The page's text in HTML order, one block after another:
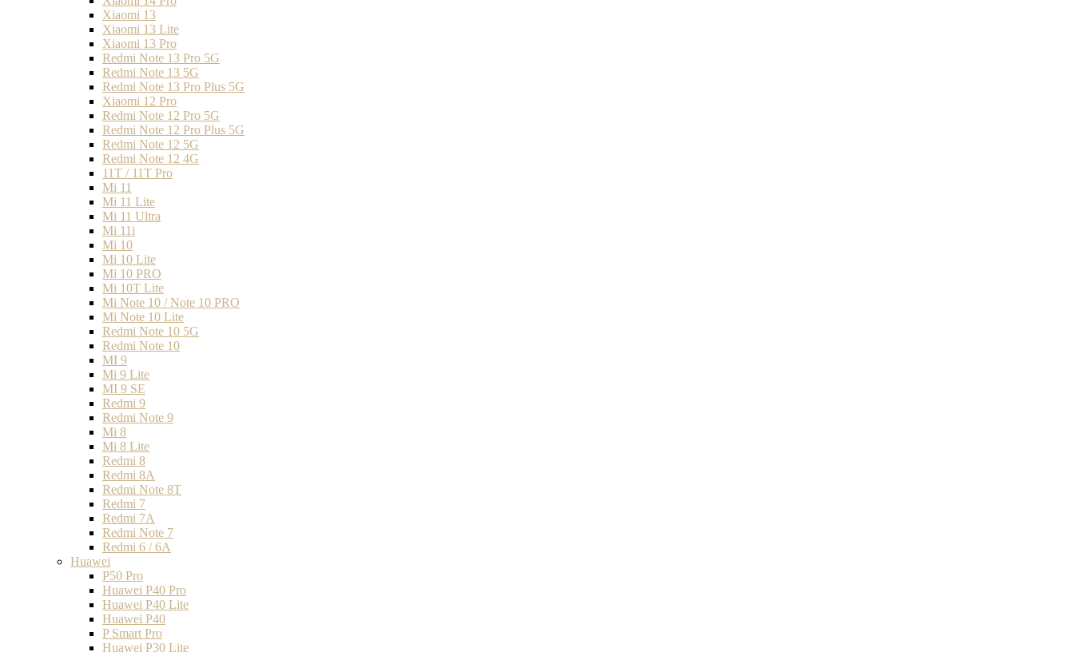
Xiaomi 13
Xiaomi 13 Lite
Xiaomi 13 Pro
Redmi Note 13 Pro 5G
Redmi Note 13 5G
Redmi Note 13 Pro Plus 5G
Xiaomi 12 Pro
Redmi Note 12 Pro 5G
Redmi Note 12 Pro Plus 5G
Redmi Note 12 5G
Redmi Note 12 4G
11T / 11T Pro
Mi 11
Mi 11 Lite
Mi 11 Ultra
Mi 11i
Mi 10
Mi 10 Lite
Mi 10 PRO
Mi 10T Lite
Mi Note 10 / Note 10 PRO
Mi Note 10 Lite
Redmi Note 10 5G
Redmi Note 10
MI 9
Mi 9 Lite
MI 9 SE
Redmi 9
Redmi Note 9
Mi 8
Mi 8 Lite
Redmi 8
Redmi 8A
Redmi Note 8T
Redmi 7
Redmi 7A
Redmi Note 7
Redmi 6 / 6A
Huawei
P50 Pro
Huawei P40 Pro
Huawei P40 Lite
Huawei P40
P Smart Pro
Huawei P30 Lite